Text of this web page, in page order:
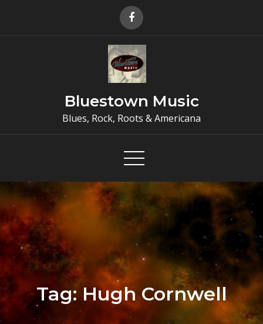
Bluestown Music
Blues, Rock, Roots & Americana
Tag: Hugh Cornwell